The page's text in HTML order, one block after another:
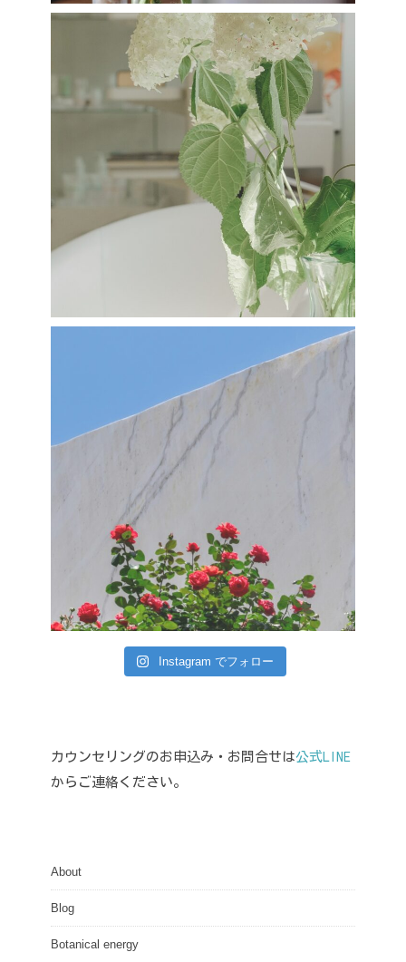
Instagram でフォロー
カウンセリングのお申込み・お問合せは公式LINE
からご連絡ください。
About
Blog
Botanical energy